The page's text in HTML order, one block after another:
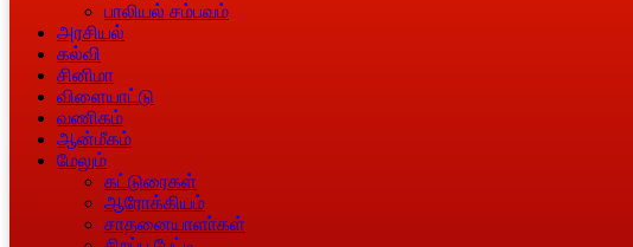
பாலியல் சம்பவம்
அரசியல்
கல்வி
சினிமா
விளையாட்டு
வணிகம்
ஆன்மீகம்
மேலும்
கட்டுரைகள்
ஆரோக்கியம்
சாதனையாளா்கள்